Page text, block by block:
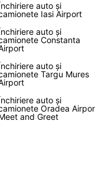
auto și
Iasi Airport
auto și
Constanta
auto și
Targu Mures
auto și
Oradea
and Greet